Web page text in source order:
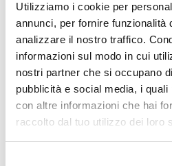
Utilizziamo i cookie per
annunci, per fornire funzionalità
analizzare il nostro traffico.
informazioni sul modo in cui
nostri partner che si occupano
pubblicità e social media, i
con altre informazioni che hai
raccolto dal tuo utilizzo dei loro
ALLENATI CON ME!